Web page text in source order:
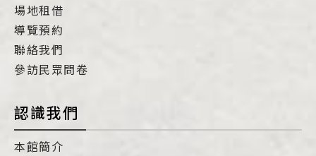
場地租借
導覽預約
聯絡我們
參訪民眾問卷
認識我們
本館簡介